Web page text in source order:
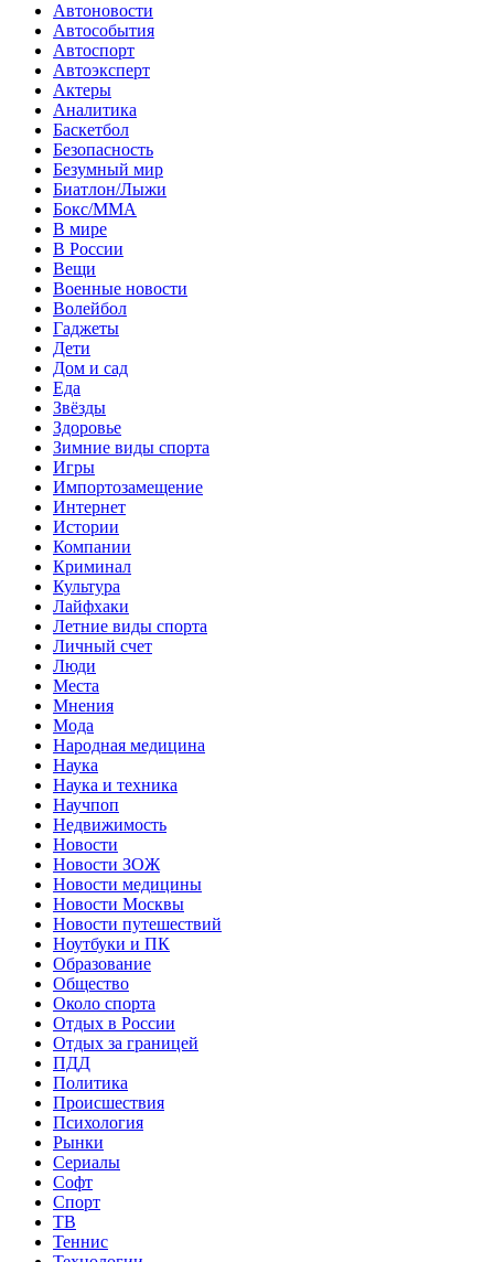
Автоновости
Автособытия
Автоспорт
Автоэксперт
Актеры
Аналитика
Баскетбол
Безопасность
Безумный мир
Биатлон/Лыжи
Бокс/MMA
В мире
В России
Вещи
Военные новости
Волейбол
Гаджеты
Дети
Дом и сад
Еда
Звёзды
Здоровье
Зимние виды спорта
Игры
Импортозамещение
Интернет
Истории
Компании
Криминал
Культура
Лайфхаки
Летние виды спорта
Личный счет
Люди
Места
Мнения
Мода
Народная медицина
Наука
Наука и техника
Научпоп
Недвижимость
Новости
Новости ЗОЖ
Новости медицины
Новости Москвы
Новости путешествий
Ноутбуки и ПК
Образование
Общество
Около спорта
Отдых в России
Отдых за границей
ПДД
Политика
Происшествия
Психология
Рынки
Сериалы
Софт
Спорт
ТВ
Теннис